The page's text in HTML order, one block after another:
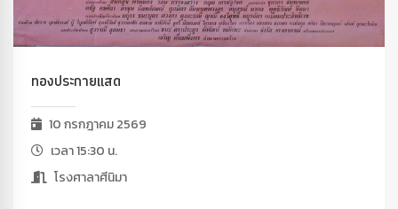
ทองประกายแสด
10 กรกฎาคม 2569
เวลา 15:30 น.
โรงศาลาศีนิมา